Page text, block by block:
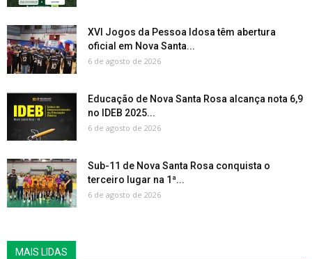
XVI Jogos da Pessoa Idosa têm abertura
oficial em Nova Santa...
6 de agosto de 2026
Educação de Nova Santa Rosa alcança nota 6,9
no IDEB 2025...
6 de agosto de 2026
Sub-11 de Nova Santa Rosa conquista o
terceiro lugar na 1ª...
6 de agosto de 2026
MAIS LIDAS